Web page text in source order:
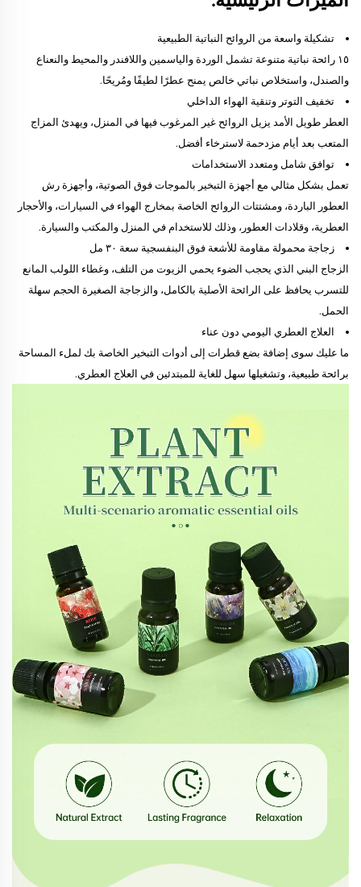
تشكيلة واسعة من الروائح النباتية الطبيعية
١٥ رائحة نباتية متنوعة تشمل الوردة والياسمين واللافندر والمحيط والنعناع
والصندل، واستخلاص نباتي خالص يمنح عطرًا لطيفًا ومُريحًا.
تخفيف التوتر وتنقية الهواء الداخلي
العطر طويل الأمد يزيل الروائح غير المرغوب فيها في المنزل، ويهدئ المزاج
المتعب بعد أيام مزدحمة لاسترخاء أفضل.
توافق شامل ومتعدد الاستخدامات
تعمل بشكل مثالي مع أجهزة التبخير بالموجات فوق الصوتية، وأجهزة رش
العطور الباردة، ومشتتات الروائح الخاصة بمخارج الهواء في السيارات، والأحجار
العطرية، وقلادات العطور، وذلك للاستخدام في المنزل والمكتب والسيارة.
زجاجة محمولة مقاومة للأشعة فوق البنفسجية سعة ٣٠ مل
الزجاج البني الذي يحجب الضوء يحمي الزيوت من التلف، وغطاء اللولب المانع
للتسرب يحافظ على الرائحة الأصلية بالكامل، والزجاجة الصغيرة الحجم سهلة
الحمل.
العلاج العطري اليومي دون عناء
ما عليك سوى إضافة بضع قطرات إلى أدوات التبخير الخاصة بك لملء المساحة
برائحة طبيعية، وتشغيلها سهل للغاية للمبتدئين في العلاج العطري.